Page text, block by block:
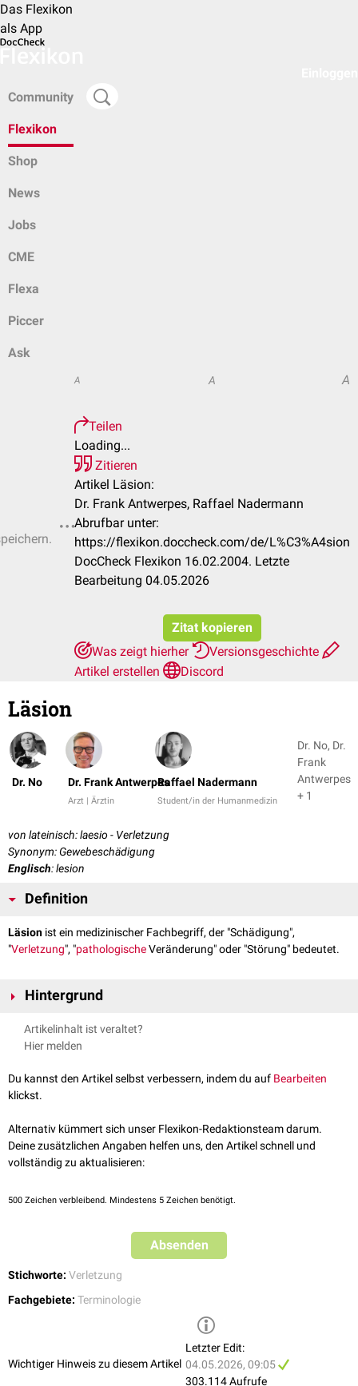
Das Flexikon
als App
Community
Flexikon
Shop
News
Jobs
CME
Flexa
Piccer
Ask
A A A
Teilen
Loading...
Zitieren
Artikel Läsion:
Dr. Frank Antwerpes, Raffael Nadermann
Abrufbar unter:
https://flexikon.doccheck.com/de/L%C3%A4sion
DocCheck Flexikon 16.02.2004. Letzte
Bearbeitung 04.05.2026
Zitat kopieren
Was zeigt hierher
Versionsgeschichte
Artikel erstellen
Discord
Läsion
Dr. No Dr. Frank Antwerpes
Arzt | Ärztin
Raffael Nadermann
Student/in der Humanmedizin
Dr. No, Dr.
Frank
Antwerpes
+ 1
von lateinisch: laesio - Verletzung
Synonym: Gewebeschädigung
Englisch: lesion
Definition
Läsion ist ein medizinischer Fachbegriff, der "Schädigung",
"Verletzung", "pathologischeVeränderung" oder "Störung" bedeutet.
Hintergrund
Läsionen können die Folge eines chemischen oder physikalischen
oder einer
Artikelinhalt ist veraltet?
Hier melden
Du kannst den Artikel selbst verbessern, indem du auf Bearbeiten
klickst.
Alternativ kümmert sich unser Flexikon-Redaktionsteam darum.
Deine zusätzlichen Angaben helfen uns, den Artikel schnell und
vollständig zu aktualisieren:
500 Zeichen verbleibend. Mindestens 5 Zeichen benötigt.
Absenden
Stichworte: Verletzung
Fachgebiete: Terminologie
Wichtiger Hinweis zu diesem Artikel
Letzter Edit:
04.05.2026, 09:05
303.114 Aufrufe